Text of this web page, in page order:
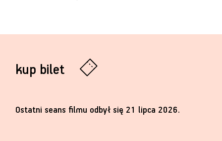
kup bilet
Ostatni seans filmu odbył się 21 lipca 2026.